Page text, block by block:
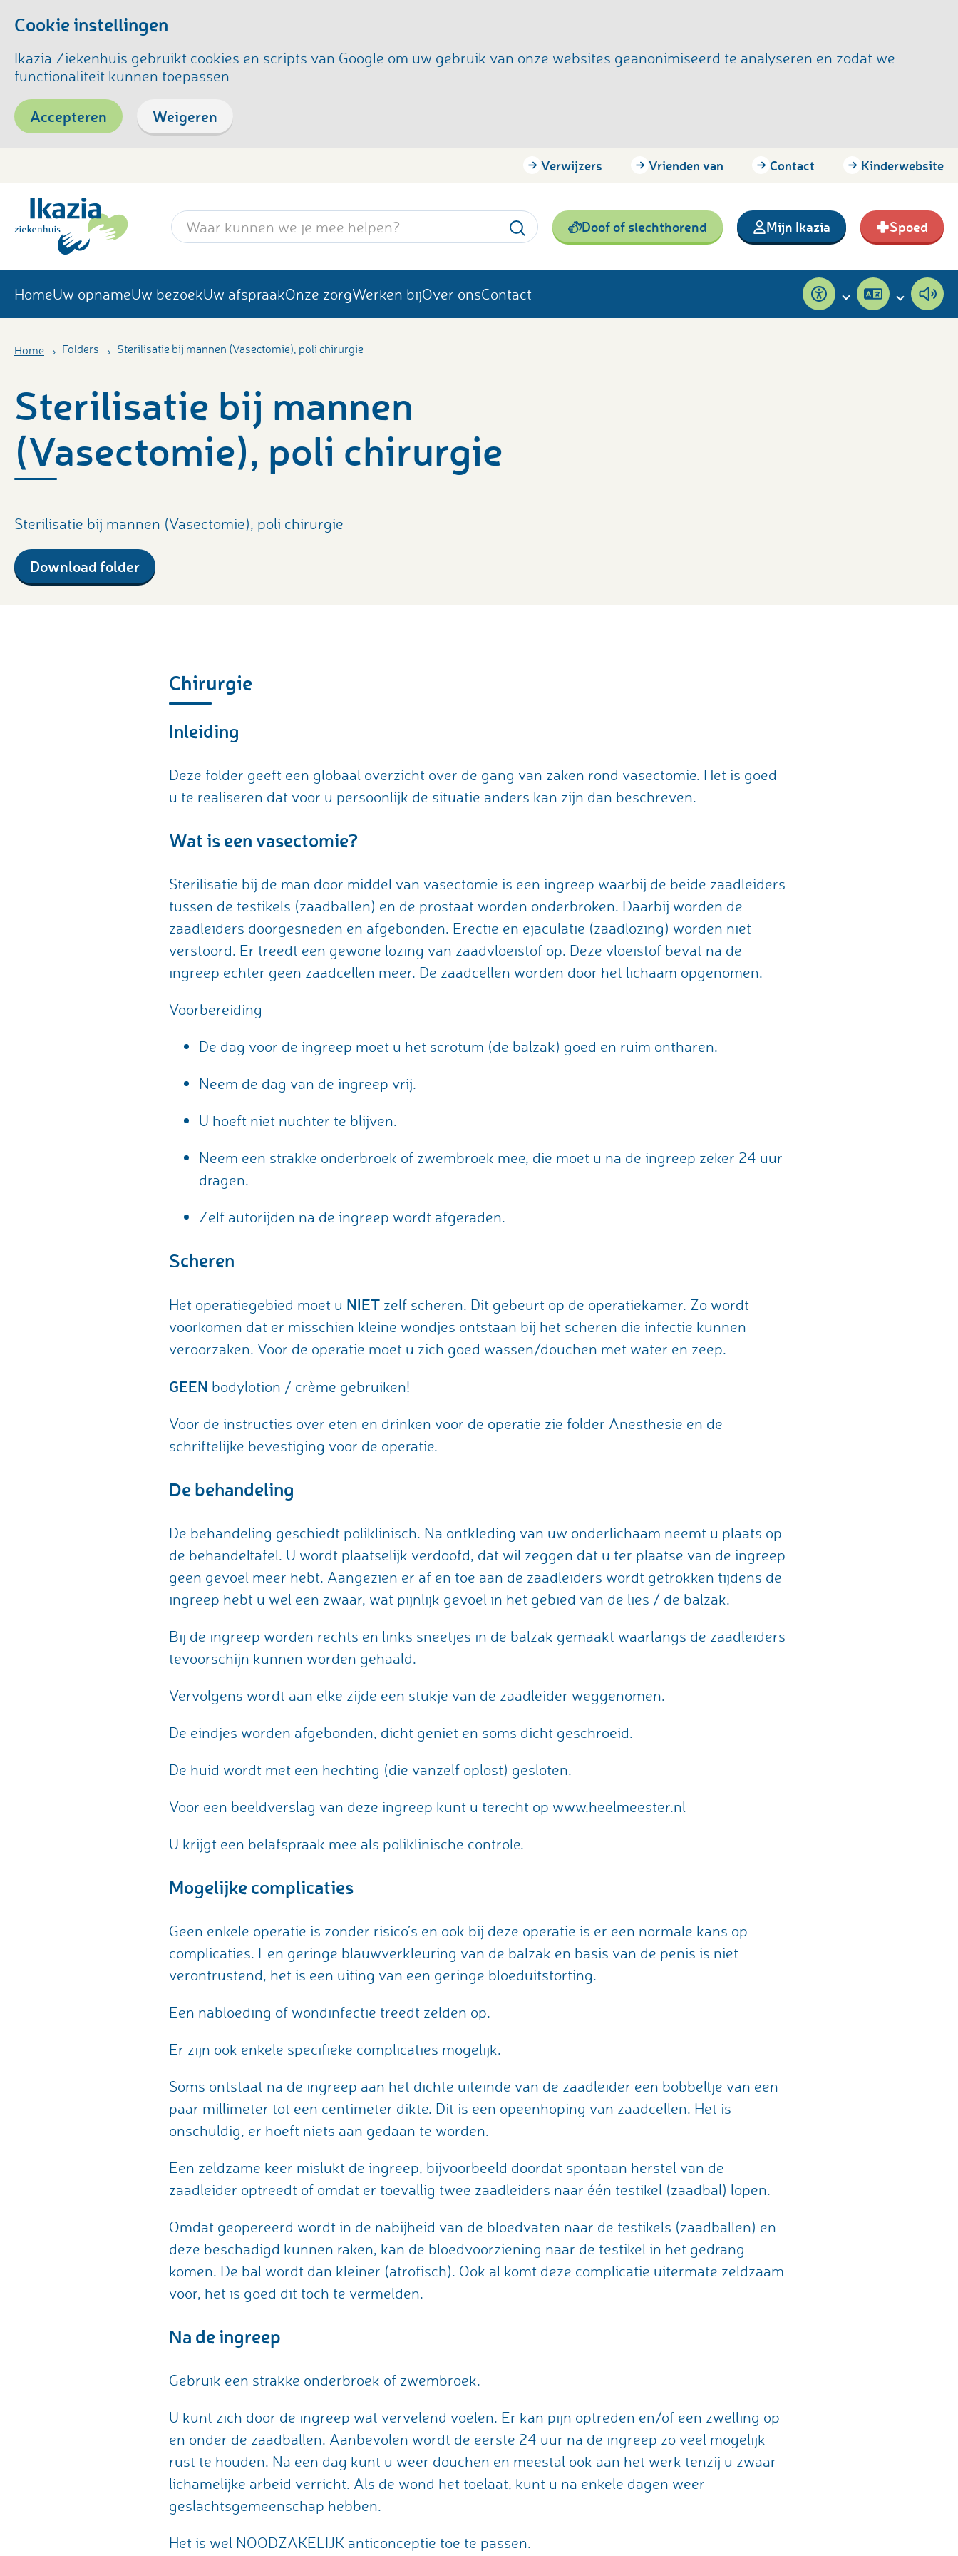
Cookie instellingen
Ikazia Ziekenhuis gebruikt cookies en scripts van Google om uw gebruik van onze websites geanonimiseerd te analyseren en zodat we
functionaliteit kunnen toepassen
Accepteren Weigeren
Verwijzers Vrienden van Contact Kinderwebsite
Zoekwoord Doof of slechthorend Mijn Ikazia Spoed
HomeUw opnameUw bezoekUw afspraakOnze zorgWerken bijOver onsContact Toegankelijkheid
Pagina
vertalen
Home Folders Sterilisatie bij mannen (Vasectomie), poli chirurgie
Sterilisatie bij mannen
(Vasectomie), poli chirurgie
Sterilisatie bij mannen (Vasectomie), poli chirurgie
Download folder
Chirurgie
Inleiding
Deze folder geeft een globaal overzicht over de gang van zaken rond vasectomie. Het is goed
u te realiseren dat voor u persoonlijk de situatie anders kan zijn dan beschreven.
Wat is een vasectomie?
Sterilisatie bij de man door middel van vasectomie is een ingreep waarbij de beide zaadleiders
tussen de testikels (zaadballen) en de prostaat worden onderbroken. Daarbij worden de
zaadleiders doorgesneden en afgebonden. Erectie en ejaculatie (zaadlozing) worden niet
verstoord. Er treedt een gewone lozing van zaadvloeistof op. Deze vloeistof bevat na de
ingreep echter geen zaadcellen meer. De zaadcellen worden door het lichaam opgenomen.
Voorbereiding
De dag voor de ingreep moet u het scrotum (de balzak) goed en ruim ontharen.
Neem de dag van de ingreep vrij.
U hoeft niet nuchter te blijven.
Neem een strakke onderbroek of zwembroek mee, die moet u na de ingreep zeker 24 uur
dragen.
Zelf autorijden na de ingreep wordt afgeraden.
Scheren
Het operatiegebied moet u NIET zelf scheren. Dit gebeurt op de operatiekamer. Zo wordt
voorkomen dat er misschien kleine wondjes ontstaan bij het scheren die infectie kunnen
veroorzaken. Voor de operatie moet u zich goed wassen/douchen met water en zeep.
GEEN bodylotion / crème gebruiken!
Voor de instructies over eten en drinken voor de operatie zie folder Anesthesie en de
schriftelijke bevestiging voor de operatie.
De behandeling
De behandeling geschiedt poliklinisch. Na ontkleding van uw onderlichaam neemt u plaats op
de behandeltafel. U wordt plaatselijk verdoofd, dat wil zeggen dat u ter plaatse van de ingreep
geen gevoel meer hebt. Aangezien er af en toe aan de zaadleiders wordt getrokken tijdens de
ingreep hebt u wel een zwaar, wat pijnlijk gevoel in het gebied van de lies / de balzak.
Bij de ingreep worden rechts en links sneetjes in de balzak gemaakt waarlangs de zaadleiders
tevoorschijn kunnen worden gehaald.
Vervolgens wordt aan elke zijde een stukje van de zaadleider weggenomen.
De eindjes worden afgebonden, dicht geniet en soms dicht geschroeid.
De huid wordt met een hechting (die vanzelf oplost) gesloten.
Voor een beeldverslag van deze ingreep kunt u terecht op www.heelmeester.nl
U krijgt een belafspraak mee als poliklinische controle.
Mogelijke complicaties
Geen enkele operatie is zonder risico’s en ook bij deze operatie is er een normale kans op
complicaties. Een geringe blauwverkleuring van de balzak en basis van de penis is niet
verontrustend, het is een uiting van een geringe bloeduitstorting.
Een nabloeding of wondinfectie treedt zelden op.
Er zijn ook enkele specifieke complicaties mogelijk.
Soms ontstaat na de ingreep aan het dichte uiteinde van de zaadleider een bobbeltje van een
paar millimeter tot een centimeter dikte. Dit is een opeenhoping van zaadcellen. Het is
onschuldig, er hoeft niets aan gedaan te worden.
Een zeldzame keer mislukt de ingreep, bijvoorbeeld doordat spontaan herstel van de
zaadleider optreedt of omdat er toevallig twee zaadleiders naar één testikel (zaadbal) lopen.
Omdat geopereerd wordt in de nabijheid van de bloedvaten naar de testikels (zaadballen) en
deze beschadigd kunnen raken, kan de bloedvoorziening naar de testikel in het gedrang
komen. De bal wordt dan kleiner (atrofisch). Ook al komt deze complicatie uitermate zeldzaam
voor, het is goed dit toch te vermelden.
Na de ingreep
Gebruik een strakke onderbroek of zwembroek.
U kunt zich door de ingreep wat vervelend voelen. Er kan pijn optreden en/of een zwelling op
en onder de zaadballen. Aanbevolen wordt de eerste 24 uur na de ingreep zo veel mogelijk
rust te houden. Na een dag kunt u weer douchen en meestal ook aan het werk tenzij u zwaar
lichamelijke arbeid verricht. Als de wond het toelaat, kunt u na enkele dagen weer
geslachtsgemeenschap hebben.
Het is wel NOODZAKELIJK anticonceptie toe te passen.